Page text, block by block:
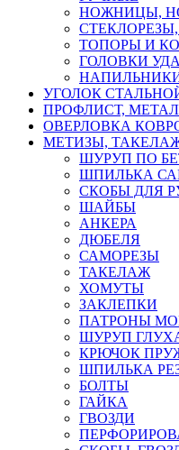
НОЖНИЦЫ,
ТОПОРЫ И
ГОЛОВКИ
УГОЛОК
ПРОФЛИСТ,
ОВЕРЛОВКА
МЕТИЗЫ,
ШУРУП ПО
ШПИЛЬКА
СКОБЫ ДЛЯ
ШАЙБЫ
АНКЕРА
ДЮБЕЛЯ
САМОРЕЗЫ
ТАКЕЛАЖ
ХОМУТЫ
ЗАКЛЕПКИ
ПАТРОНЫ
ШУРУП
КРЮЧОК
ШПИЛЬКА
БОЛТЫ
ГАЙКА
ГВОЗДИ